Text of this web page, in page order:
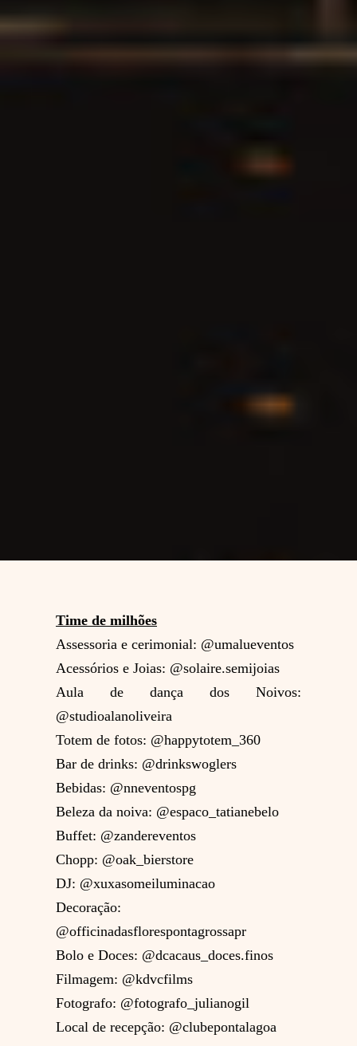
Time de milhões
Assessoria e cerimonial: @umalueventos
Acessórios e Joias: @solaire.semijoias
Aula de dança dos Noivos:
@studioalanoliveira
Totem de fotos: @happytotem_360
Bar de drinks: @drinkswoglers
Bebidas: @nneventospg
Beleza da noiva: @espaco_tatianebelo
Buffet: @zandereventos
Chopp: @oak_bierstore
DJ: @xuxasomeiluminacao
Decoração:
@officinadasflorespontagrossapr
Bolo e Doces: @dcacaus_doces.finos
Filmagem: @kdvcfilms
Fotografo: @fotografo_julianogil
Local de recepção: @clubepontalagoa